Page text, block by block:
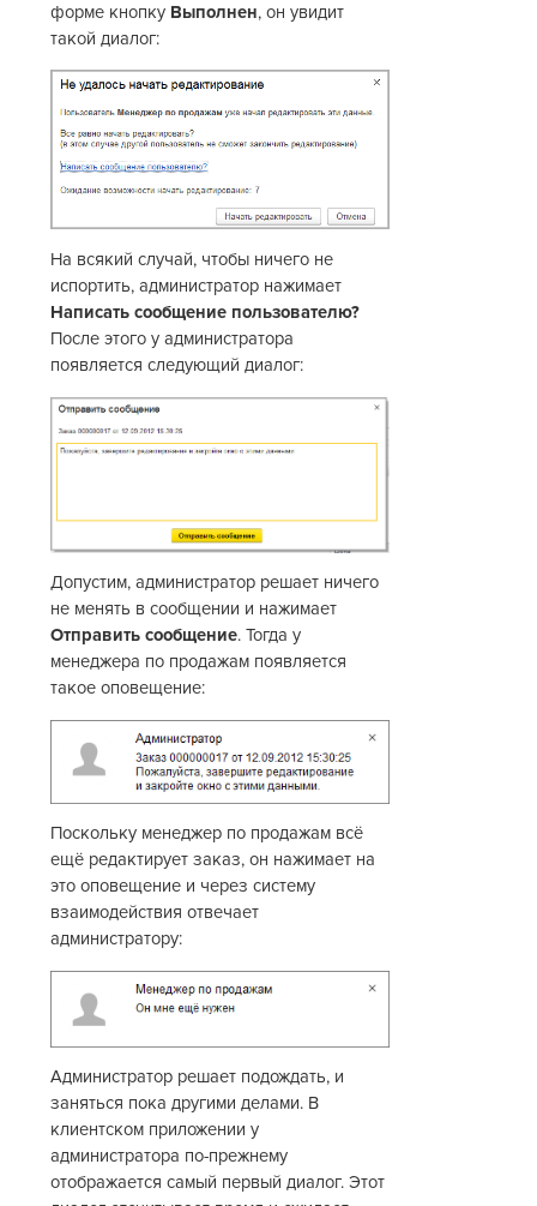
форме кнопку Выполнен, он увидит
такой диалог:
На всякий случай, чтобы ничего не
испортить, администратор нажимает
Написать сообщение пользователю?
После этого у администратора
появляется следующий диалог:
Допустим, администратор решает ничего
не менять в сообщении и нажимает
Отправить сообщение. Тогда у
менеджера по продажам появляется
такое оповещение:
Поскольку менеджер по продажам всё
ещё редактирует заказ, он нажимает на
это оповещение и через систему
взаимодействия отвечает
администратору:
Администратор решает подождать, и
заняться пока другими делами. В
клиентском приложении у
администратора по-прежнему
отображается самый первый диалог. Этот